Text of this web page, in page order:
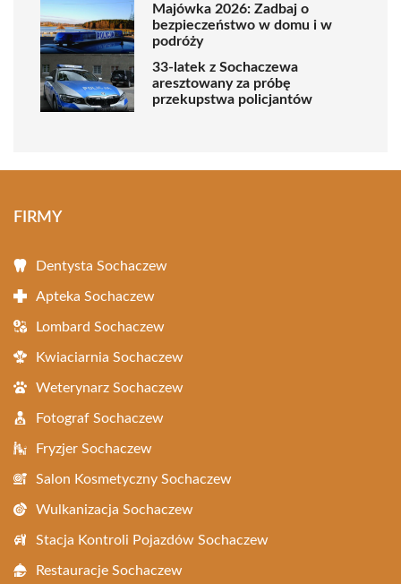
Majówka 2026: Zadbaj o
bezpieczeństwo w domu i w
podróży
33-latek z Sochaczewa
aresztowany za próbę
przekupstwa policjantów
FIRMY
Dentysta Sochaczew
Apteka Sochaczew
Lombard Sochaczew
Kwiaciarnia Sochaczew
Weterynarz Sochaczew
Fotograf Sochaczew
Fryzjer Sochaczew
Salon Kosmetyczny Sochaczew
Wulkanizacja Sochaczew
Stacja Kontroli Pojazdów Sochaczew
Restauracje Sochaczew